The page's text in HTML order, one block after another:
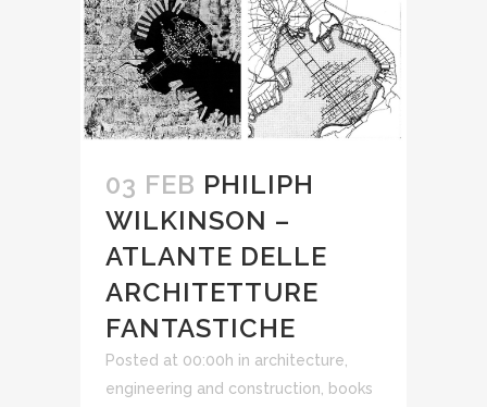
03 FEB PHILIPH
WILKINSON –
ATLANTE DELLE
ARCHITETTURE
FANTASTICHE
Posted at 00:00h in architecture,
engineering and construction
books